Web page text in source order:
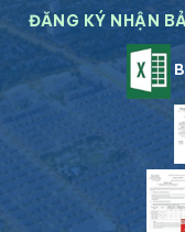
ĐĂNG KÝ NHẬN